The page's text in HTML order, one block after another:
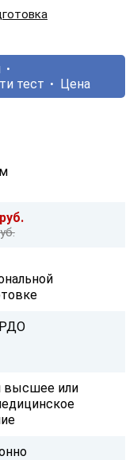
тест Цена
высшее или